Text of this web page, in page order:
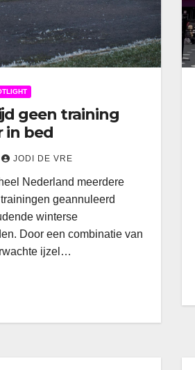
geen training
in bed
JODI DE VRE
Nederland meerdere
geannuleerd
winterse
Door een combinatie van
ijzel…